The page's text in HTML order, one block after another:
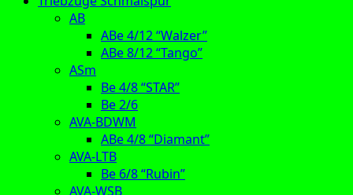
AB
ABe 4/12 “Walzer”
ABe 8/12 “Tango”
ASm
Be 4/8 “STAR”
Be 2/6
AVA-BDWM
ABe 4/8 “Diamant”
AVA-LTB
Be 6/8 “Rubin”
AVA-WSB